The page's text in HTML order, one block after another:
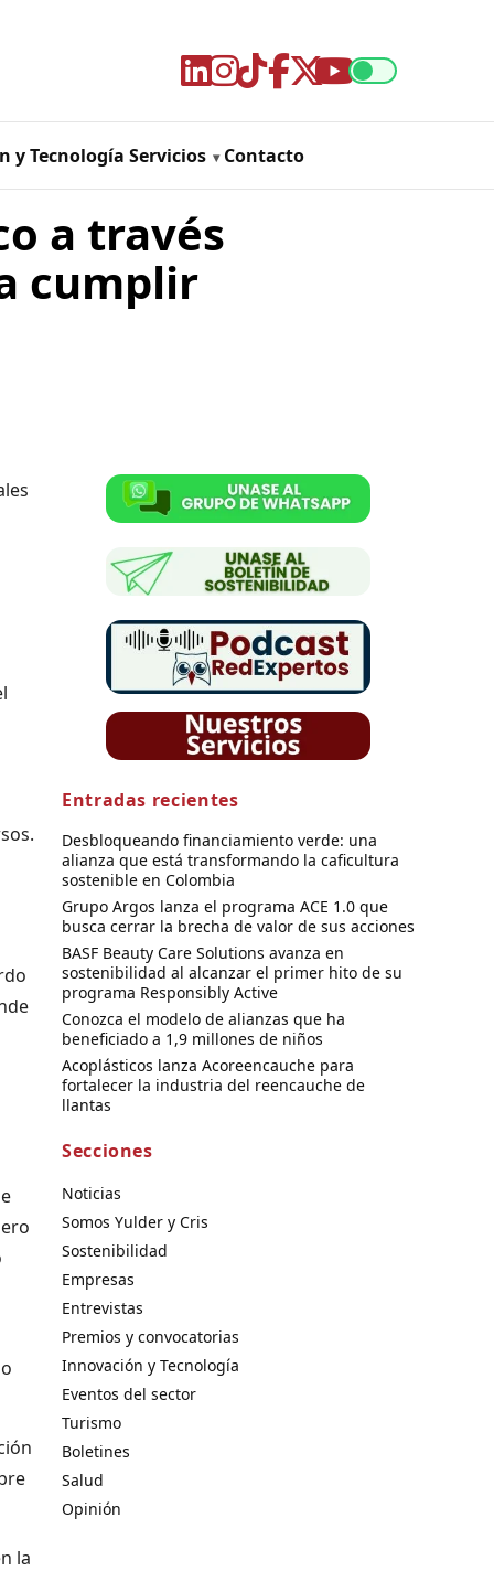
y Tecnología Servicios Contacto
a través
cumplir
la
Entradas recientes
Desbloqueando financiamiento verde: una
alianza que está transformando la caficultura
sostenible en Colombia
Grupo Argos lanza el programa ACE 1.0 que
busca cerrar la brecha de valor de sus acciones
BASF Beauty Care Solutions avanza en
sostenibilidad al alcanzar el primer hito de su
programa Responsibly Active
Conozca el modelo de alianzas que ha
beneficiado a 1,9 millones de niños
Acoplásticos lanza Acoreencauche para
fortalecer la industria del reencauche de
llantas
Secciones
Noticias
Somos Yulder y Cris
Sostenibilidad
Empresas
Entrevistas
Premios y convocatorias
Innovación y Tecnología
Eventos del sector
Turismo
Boletines
Salud
Opinión